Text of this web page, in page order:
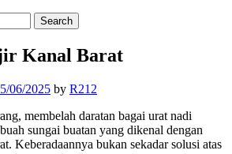
Kanal Barat
06/2025 by R212
membelah daratan bagai urat nadi
sungai buatan yang dikenal dengan
Keberadaannya bukan sekadar solusi atas